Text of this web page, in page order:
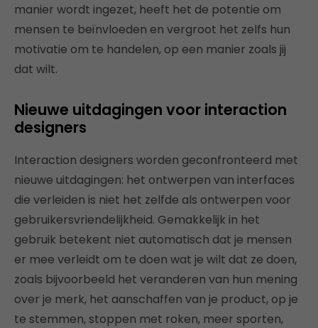
manier wordt ingezet, heeft het de potentie om
mensen te beïnvloeden en vergroot het zelfs hun
motivatie om te handelen, op een manier zoals jij
dat wilt.
Nieuwe uitdagingen voor interaction
designers
Interaction designers worden geconfronteerd met
nieuwe uitdagingen: het ontwerpen van interfaces
die verleiden is niet het zelfde als ontwerpen voor
gebruikersvriendelijkheid. Gemakkelijk in het
gebruik betekent niet automatisch dat je mensen
er mee verleidt om te doen wat je wilt dat ze doen,
zoals bijvoorbeeld het veranderen van hun mening
over je merk, het aanschaffen van je product, op je
te stemmen, stoppen met roken, meer sporten,